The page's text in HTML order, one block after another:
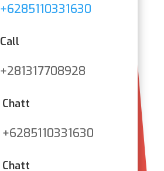
+6285110331630
Call
+281317708928
Chatt
+6285110331630
Chatt